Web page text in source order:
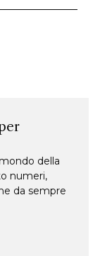
della
numeri,
da sempre